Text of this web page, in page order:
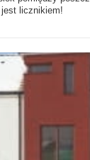
licznikiem!